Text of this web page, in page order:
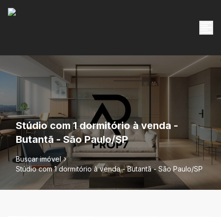
Stúdio com 1 dormitório à venda -
Butantã - São Paulo/SP
Buscar imóvel
Stúdio com 1 dormitório à venda - Butantã - São Paulo/SP